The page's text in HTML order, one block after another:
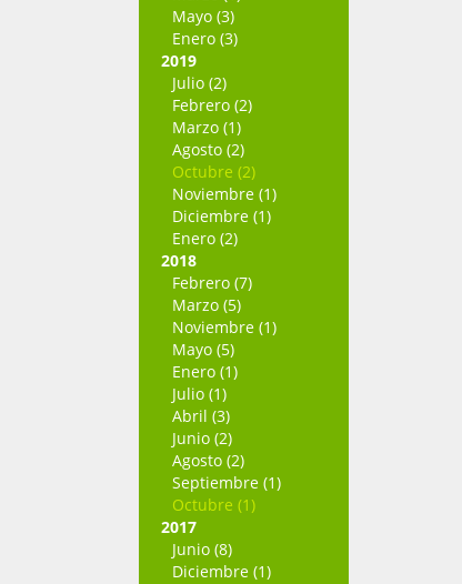
Mayo (3)
Enero (3)
2019
Julio (2)
Febrero (2)
Marzo (1)
Agosto (2)
Octubre (2)
Noviembre (1)
Diciembre (1)
Enero (2)
2018
Febrero (7)
Marzo (5)
Noviembre (1)
Mayo (5)
Enero (1)
Julio (1)
Abril (3)
Junio (2)
Agosto (2)
Septiembre (1)
Octubre (1)
2017
Junio (8)
Diciembre (1)